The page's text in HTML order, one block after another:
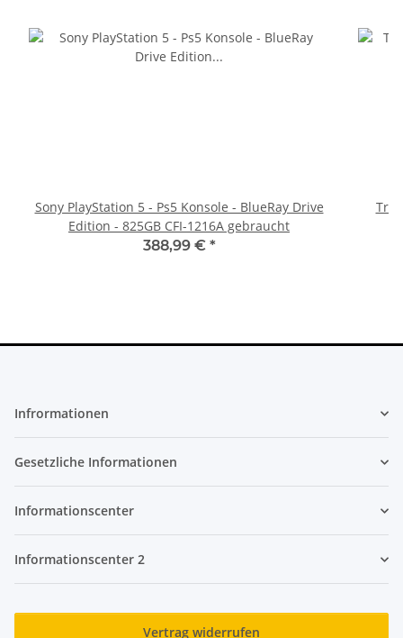
Sony PlayStation 5 - Ps5 Konsole - BlueRay Drive
Edition - 825GB CFI-1216A gebraucht
388,99 € *
Infrormationen
Gesetzliche Informationen
Informationscenter
Informationscenter 2
Vertrag widerrufen